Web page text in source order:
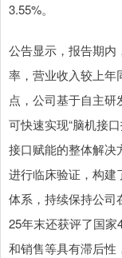
3.55%。
公告显示，报告期内
率，营业收入较上年
点，公司基于自主研
可快速实现“脑机接
接口赋能的整体解决
进行临床验证，构建
体系，持续保持公司
25年末还获评了国
和销售等具有滞后性